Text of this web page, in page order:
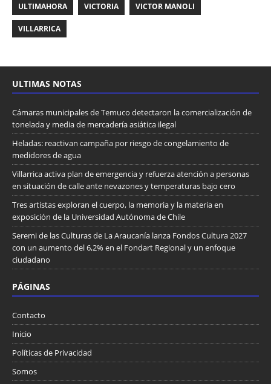
ULTIMAHORA VICTORIA VICTOR MANOLI
VILLARRICA
ULTIMAS NOTAS
Cámaras municipales de Temuco detectaron la comercialización de
tonelada y media de mercadería asiática ilegal
Heladas: reactivan campaña por riesgo de congelamiento de
medidores de agua
Villarrica activa plan de emergencia y refuerza atención a personas
en situación de calle ante nevazones y temperaturas bajo cero
Tres artistas exploran el cuerpo, la memoria y la materia en
exposición de la Universidad Autónoma de Chile
Seremi de las Culturas de La Araucanía lanza Fondos Cultura 2027
con un aumento del 6,2% en el Fondart Regional y un enfoque
ciudadano
PÁGINAS
Contacto
Inicio
Políticas de Privacidad
Somos